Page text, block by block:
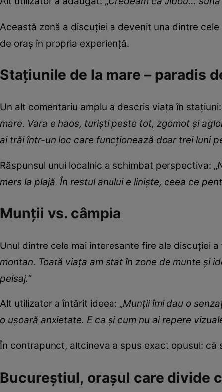
Această zonă a discuției a devenit una dintre
de oraș în propria experiență.
Stațiunile de la mare – paradis
Un alt comentariu amplu a descris viața în stațiuni:
mare. Vara e haos, turiști peste tot, zgomot și
ai trăi într-un loc care funcționează doar trei luni
Răspunsul unui localnic a schimbat perspectiva: „
mers la plajă. În restul anului e liniște, ceea ce
Munții vs. câmpia
Unul dintre cele mai interesante fire ale discuției
montan. Toată viața am stat în zone de munte și
peisaj.”
Alt utilizator a întărit ideea: „Munții îmi dau o
o ușoară anxietate. E ca și cum nu ai repere
În contrapunct, altcineva a spus exact opusul: că
Bucureștiul, orașul care divide